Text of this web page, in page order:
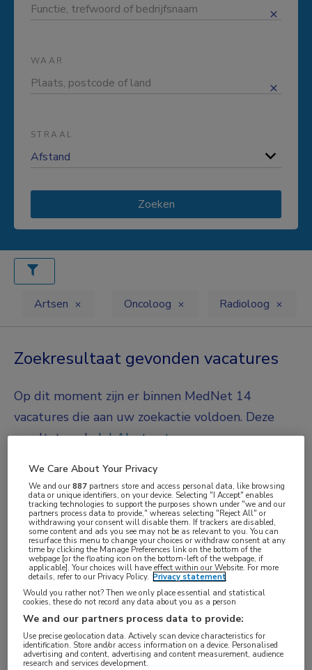
WAAR
STRAAL
Zoeken
Artsen Oncoloog Radioloog
Zoekresultaat gevonden vacatures
Op dit moment zijn er binnen MedNet 14
vacatures die aan uw zoekactie voldoen. Deze
resultaten alsJobAlert ontvangen.
JobAlert instellen
We hebben14vacatures voor je gevonden
Gisteren
Kinderradioloog
UMCG, Groningen
FUNCTIE
Radioloog
BRANCHE
We Care About Your Privacy
We and our887 partners store and access personal data, like browsing
data or unique identifiers, on your device. Selecting "I Accept" enables
tracking technologies to support the purposes shown under "we and our
partners process data to provide," whereas selecting "Reject All" or
withdrawing your consent will disable them. If trackers are disabled,
some content and ads you see may not be as relevant to you. You can
resurface this menu to change your choices or withdraw consent at any
time by clicking the Manage Preferences link on the bottom of the
webpage [or the floating icon on the bottom-left of the webpage, if
applicable]. Your choices will have effect within our Website. For more
details, refer to our Privacy Policy. Privacy statement
Would you rather not? Then we only place essential and statistical
cookies, these do not record any data about you as a person
We and our partners process data to provide:
Use precise geolocation data. Actively scan device characteristics for
identification. Store and/or access information on a device. Personalised
advertising and content, advertising and content measurement, audience
research and services development.